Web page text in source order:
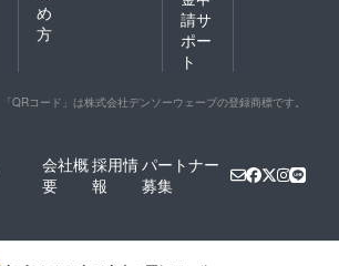
め
方
請サ
ポー
ト
「QRコード」は株式会社デンソーウェーブの登録商標です。
会社概
要
採用情
報
パートナー
募集